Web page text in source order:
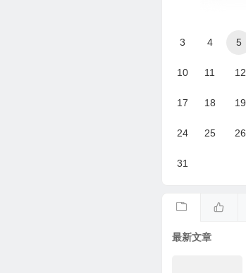
3 4 5
10 11 12
17 18 19
24 25 26
31
最新文章